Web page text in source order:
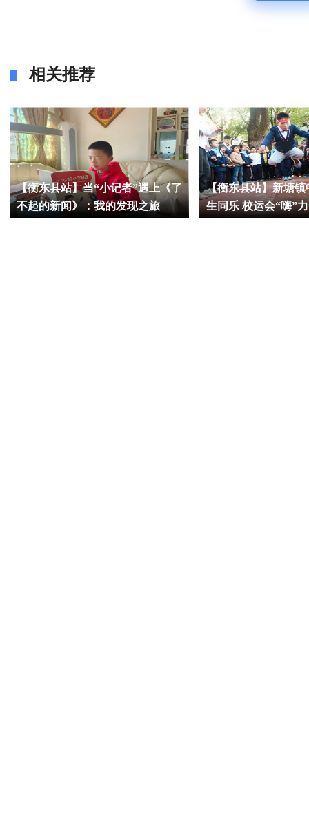
相关推荐
【衡东县站】当“小记者”遇上《了
不起的新闻》：我的发现之旅
【衡东县站】新塘镇
生同乐 校运会“嗨”